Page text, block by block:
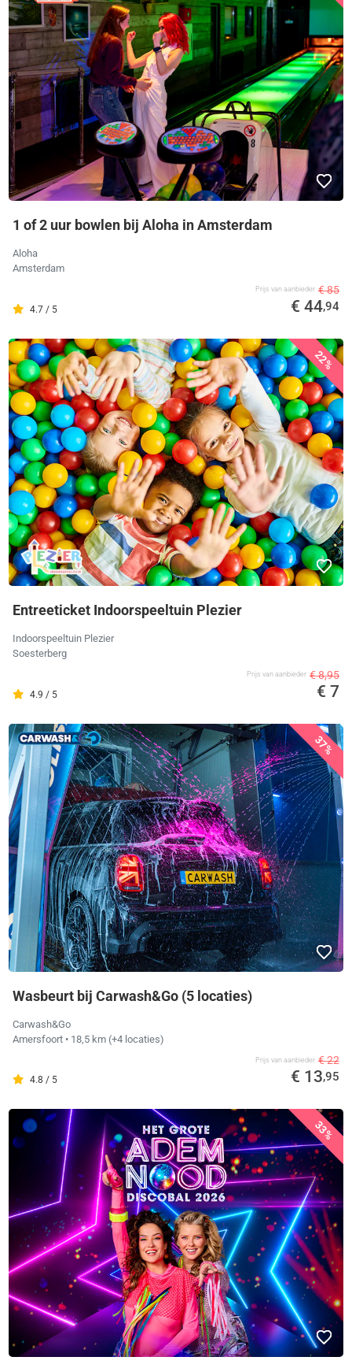
1 of 2 uur bowlen bij Aloha in Amsterdam
Aloha
Amsterdam
4.7 / 5
Prijs van aanbieder € 85
€ 44,94
22%
Entreeticket Indoorspeeltuin Plezier
Indoorspeeltuin Plezier
Soesterberg
4.9 / 5
Prijs van aanbieder € 8,95
€ 7
37%
Wasbeurt bij Carwash&Go (5 locaties)
Carwash&Go
Amersfoort • 18,5 km (+4 locaties)
4.8 / 5
Prijs van aanbieder € 22
€ 13,95
33%